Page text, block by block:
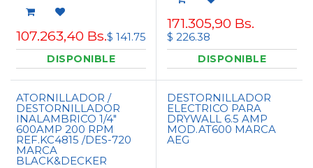
107.263,40 Bs.$ 141.75
DISPONIBLE
171.305,90 Bs.
$ 226.38
DISPONIBLE
ATORNILLADOR /
DESTORNILLADOR
INALAMBRICO 1/4"
600AMP 200 RPM
REF.KC4815 /DES-720
MARCA
BLACK&DECKER
DESTORNILLADOR
ELECTRICO PARA
DRYWALL 6.5 AMP
MOD.AT600 MARCA
AEG